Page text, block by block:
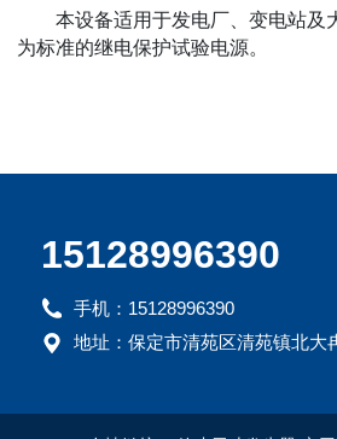
本设备适用于发电厂、变电站及
为标准的继电保护试验电源。
15128996390
手机：15128996390
地址：保定市清苑区清苑镇北大